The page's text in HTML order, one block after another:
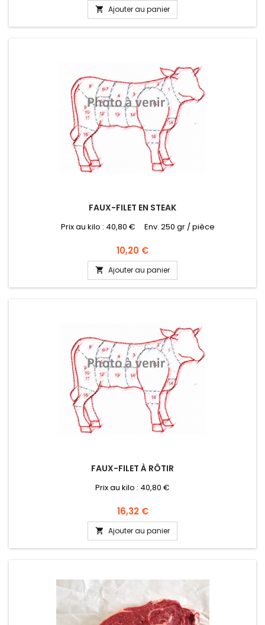
 Ajouter au panier
FAUX-FILET EN STEAK
Prix au kilo : 40,80 € Env. 250 gr / pièce
Prix
10,20 €
 Ajouter au panier
FAUX-FILET À RÔTIR
Prix au kilo : 40,80 €
Prix
16,32 €
 Ajouter au panier